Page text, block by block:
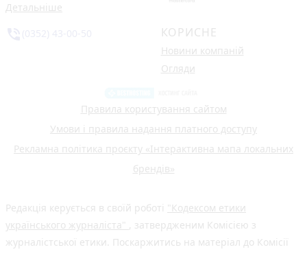
Детальніше
КОРИСНЕ
Новини компаній
Огляди
Правила користування сайтом
Умови і правила надання платного доступу
Рекламна політика проєкту «Інтерактивна мапа локальних
брендів»
Редакція керується в своїй роботі "Кодексом етики
українського журналіста" , затвердженим Комісією з
журналістської етики. Поскаржитись на матеріал до Комісії